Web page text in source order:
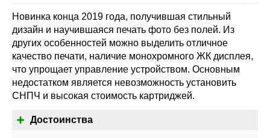
Новинка конца 2019 года, получившая стильный
дизайн и научившаяся печать фото без полей. Из
других особенностей можно выделить отличное
качество печати, наличие монохромного ЖК дисплея,
что упрощает управление устройством. Основным
недостатком является невозможность установить
СНПЧ и высокая стоимость картриджей.
Достоинства